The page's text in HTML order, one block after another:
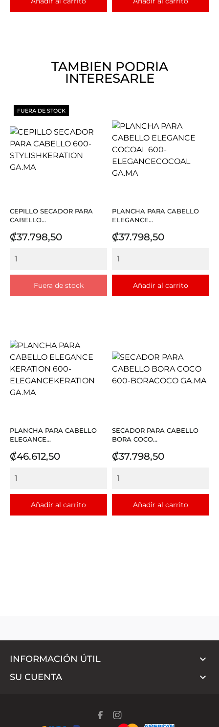
TAMBIÉN PODRÍA
INTERESARLE
CEPILLO SECADOR PARA
CABELLO...
Precio
₡37.798,50
Fuera de stock
FUERA DE STOCK
PLANCHA PARA CABELLO
ELEGANCE...
Precio
₡37.798,50
Añadir al carrito
PLANCHA PARA CABELLO
ELEGANCE...
Precio
₡46.612,50
Añadir al carrito
SECADOR PARA CABELLO
BORA COCO...
Precio
₡37.798,50
Añadir al carrito
INFORMACIÓN ÚTIL 
SU CUENTA 